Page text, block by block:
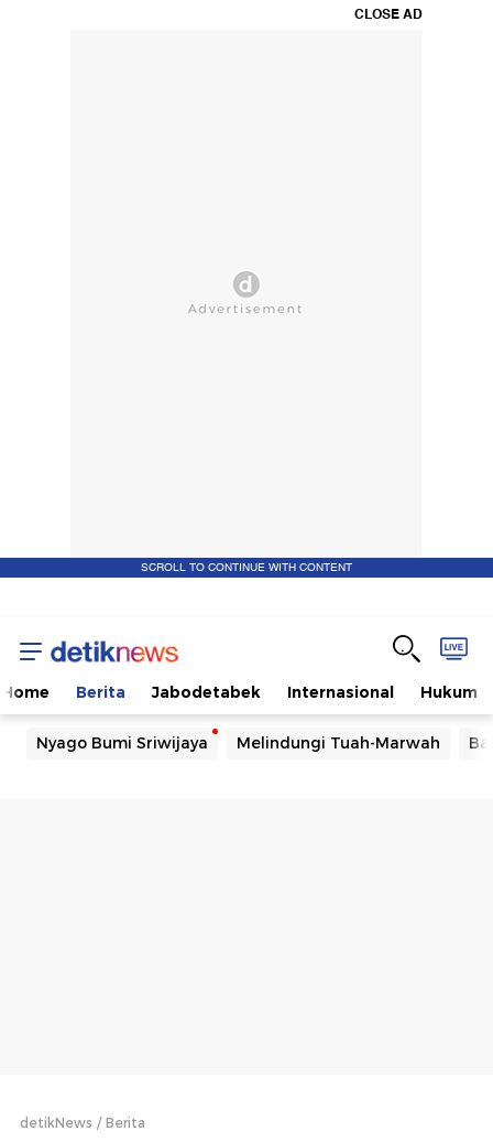
CLOSE AD
SCROLL TO CONTINUE WITH CONTENT
Home Berita Jabodetabek Internasional Hukum
Nyago Bumi Sriwijaya Melindungi Tuah-Marwah
detikNews Berita